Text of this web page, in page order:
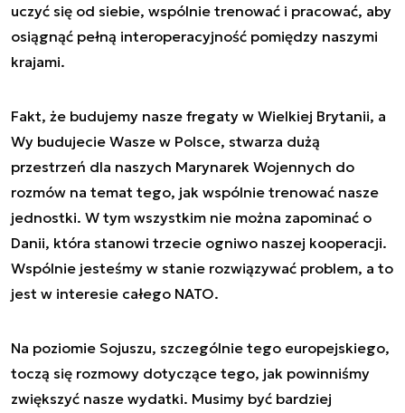
uczyć się od siebie, wspólnie trenować i pracować, aby
osiągnąć pełną interoperacyjność pomiędzy naszymi
krajami.
Fakt, że budujemy nasze fregaty w Wielkiej Brytanii, a
Wy budujecie Wasze w Polsce, stwarza dużą
przestrzeń dla naszych Marynarek Wojennych do
rozmów na temat tego, jak wspólnie trenować nasze
jednostki. W tym wszystkim nie można zapominać o
Danii, która stanowi trzecie ogniwo naszej kooperacji.
Wspólnie jesteśmy w stanie rozwiązywać problem, a to
jest w interesie całego NATO.
Na poziomie Sojuszu, szczególnie tego europejskiego,
toczą się rozmowy dotyczące tego, jak powinniśmy
zwiększyć nasze wydatki. Musimy być bardziej